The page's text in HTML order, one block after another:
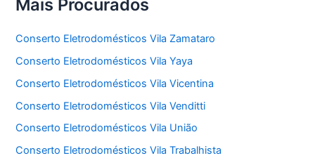
Mais Procurados
Conserto Eletrodomésticos Vila Zamataro
Conserto Eletrodomésticos Vila Yaya
Conserto Eletrodomésticos Vila Vicentina
Conserto Eletrodomésticos Vila Venditti
Conserto Eletrodomésticos Vila União
Conserto Eletrodomésticos Vila Trabalhista